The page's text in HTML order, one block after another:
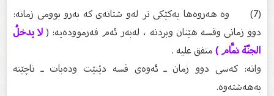
(7) وە هەروەها یەکێکی تر لەو شتانەی کە بەرو بوومی زمانە:
دوو زمانی وقسە هێنان وبردنە ، لەبەر ئەم فەرموودەیە: (لا يدخلُ
الجنّة نمَّام )متفق عليه .
واتە: کەسی دوو زمان ـ ئەوەی قسە دێنێت ودەبات ـ ناچێتە
بەهەشتەوە.